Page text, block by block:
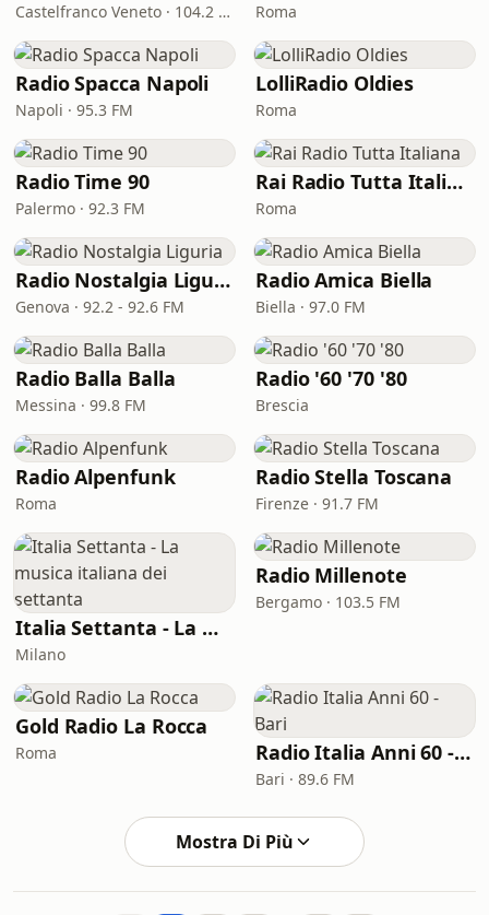
Castelfranco Veneto · 104.2 FM Roma
Radio Spacca Napoli
Napoli · 95.3 FM
LolliRadio Oldies
Roma
Radio Time 90
Palermo · 92.3 FM
Rai Radio Tutta Italiana
Roma
Radio Nostalgia Liguria
Genova · 92.2 - 92.6 FM
Radio Amica Biella
Biella · 97.0 FM
Radio Balla Balla
Messina · 99.8 FM
Radio '60 '70 '80
Brescia
Radio Alpenfunk
Roma
Radio Stella Toscana
Firenze · 91.7 FM
Italia Settanta - La musica italiana dei settanta
Milano
Radio Millenote
Bergamo · 103.5 FM
Gold Radio La Rocca
Roma Radio Italia Anni 60 - Bari
Bari · 89.6 FM
Mostra Di Più